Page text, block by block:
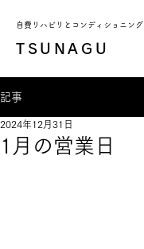
自費リハビリとコンディショニング
TSUNAGU
記事
1月の営業日
2024年12月31日